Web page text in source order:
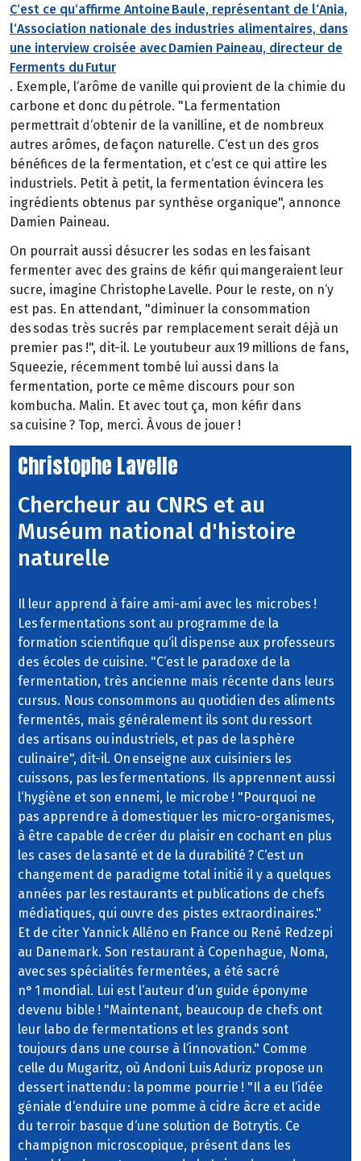
C‘est ce qu‘affirme Antoine Baule, représentant de l‘Ania,
l‘Association nationale des industries alimentaires, dans
une interview croisée avec Damien Paineau, directeur de
Ferments du Futur
. Exemple, l‘arôme de vanille qui provient de la chimie du
carbone et donc du pétrole. "La fermentation
permettrait d‘obtenir de la vanilline, et de nombreux
autres arômes, de façon naturelle. C‘est un des gros
bénéfices de la fermentation, et c‘est ce qui attire les
industriels. Petit à petit, la fermentation évincera les
ingrédients obtenus par synthèse organique", annonce
Damien Paineau.
On pourrait aussi désucrer les sodas en les faisant
fermenter avec des grains de kéfir qui mangeraient leur
sucre, imagine Christophe Lavelle. Pour le reste, on n‘y
est pas. En attendant, "diminuer la consommation
des sodas très sucrés par remplacement serait déjà un
premier pas !", dit-il. Le youtubeur aux 19 millions de fans,
Squeezie, récemment tombé lui aussi dans la
fermentation, porte ce même discours pour son
kombucha. Malin. Et avec tout ça, mon kéfir dans
sa cuisine ? Top, merci. À vous de jouer !
Christophe Lavelle
Chercheur au CNRS et au
Muséum national d'histoire
naturelle
Il leur apprend à faire ami-ami avec les microbes !
Les fermentations sont au programme de la
formation scientifique qu‘il dispense aux professeurs
des écoles de cuisine. "C‘est le paradoxe de la
fermentation, très ancienne mais récente dans leurs
cursus. Nous consommons au quotidien des aliments
fermentés, mais généralement ils sont du ressort
des artisans ou industriels, et pas de la sphère
culinaire", dit-il. On enseigne aux cuisiniers les
cuissons, pas les fermentations. Ils apprennent aussi
l‘hygiène et son ennemi, le microbe ! "Pourquoi ne
pas apprendre à domestiquer les micro-organismes,
à être capable de créer du plaisir en cochant en plus
les cases de la santé et de la durabilité ? C‘est un
changement de paradigme total initié il y a quelques
années par les restaurants et publications de chefs
médiatiques, qui ouvre des pistes extraordinaires."
Et de citer Yannick Alléno en France ou René Redzepi
au Danemark. Son restaurant à Copenhague, Noma,
avec ses spécialités fermentées, a été sacré
n° 1 mondial. Lui est l‘auteur d‘un guide éponyme
devenu bible ! "Maintenant, beaucoup de chefs ont
leur labo de fermentations et les grands sont
toujours dans une course à l‘innovation." Comme
celle du Mugaritz, où Andoni Luis Aduriz propose un
dessert inattendu : la pomme pourrie ! "Il a eu l‘idée
géniale d‘enduire une pomme à cidre âcre et acide
du terroir basque d‘une solution de Botrytis. Ce
champignon microscopique, présent dans les